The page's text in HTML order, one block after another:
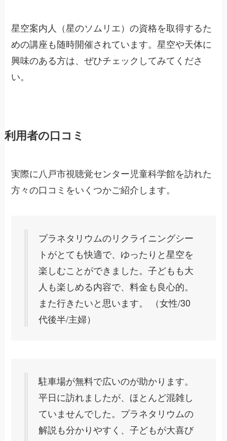
星空案内人（星のソムリエ）の資格を取得するた
めの講座も随時開催されています。星空や天体に
興味のある方は、ぜひチェックしてみてくださ
い。
利用者の口コミ
実際に八戸市視聴覚センター児童科学館を訪れた
方々の口コミをいくつかご紹介します。
プラネタリウムのリクライニングシー
トがとても快適で、ゆったりと星空を
楽しむことができました。子どもも大
人も楽しめる内容で、料金も良心的。
また行きたいと思います。 （女性/30
代後半/主婦）
駐車場が無料で広いのが助かります。
平日に訪れましたが、ほとんど混雑し
ていませんでした。プラネタリウムの
解説も分かりやすく、子どもが大喜び